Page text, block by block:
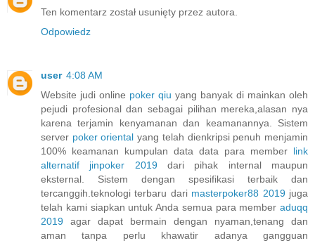
Ten komentarz został usunięty przez autora.
Odpowiedz
user 4:08 AM
Website judi online poker qiu yang banyak di mainkan oleh
pejudi profesional dan sebagai pilihan mereka,alasan nya
karena terjamin kenyamanan dan keamanannya. Sistem
server poker oriental yang telah dienkripsi penuh menjamin
100% keamanan kumpulan data data para member link
alternatif jinpoker 2019dari pihak internal maupun
eksternal. Sistem dengan spesifikasi terbaik dan
tercanggih.teknologi terbaru dari masterpoker88 2019juga
telah kami siapkan untuk Anda semua para member aduqq
2019 agar dapat bermain dengan nyaman,tenang dan
aman tanpa perlu khawatir adanya gangguan